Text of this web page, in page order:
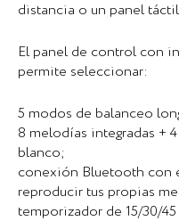
distancia o un panel
El panel de control con
permite seleccionar:
5 modos de balanceo
8 melodías integradas +
blanco;
conexión Bluetooth con
reproducir tus propias
temporizador de 15/30/